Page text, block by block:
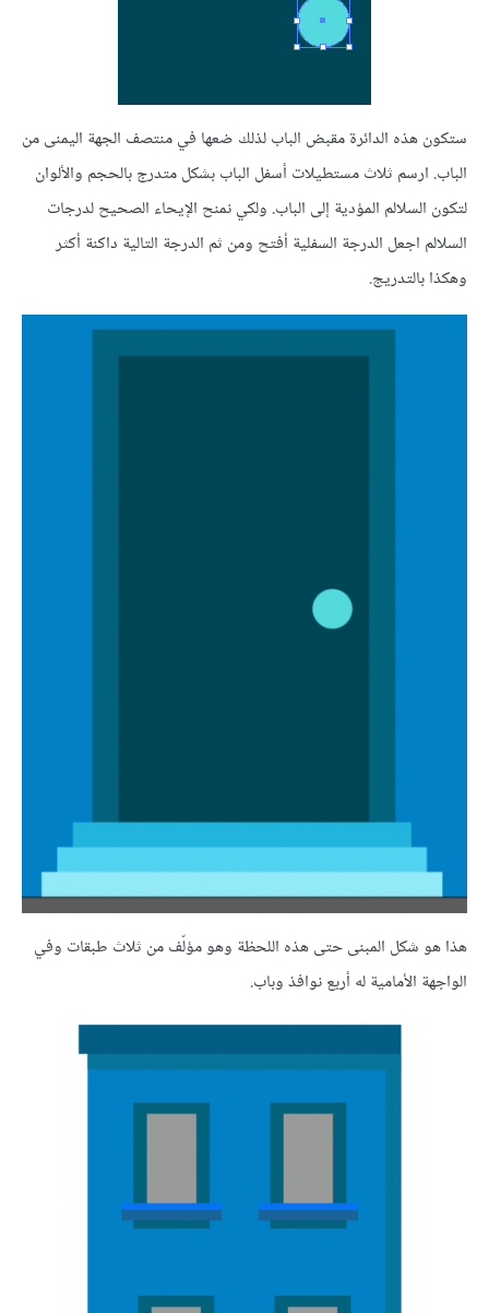
ستكون هذه الدائرة مقبض الباب لذلك ضعها في منتصف الجهة اليمنى من
الباب. ارسم ثلاث مستطيلات أسفل الباب بشكل متدرج بالحجم والألوان
لتكون السلالم المؤدية إلى الباب. ولكي نمنح الإيحاء الصحيح لدرجات
السلالم اجعل الدرجة السفلية أفتح ومن ثم الدرجة التالية داكنة أكثر
وهكذا بالتدريج.
هذا هو شكل المبنى حتى هذه اللحظة وهو مؤلّف من ثلاث طبقات وفي
الواجهة الأمامية له أربع نوافذ وباب.